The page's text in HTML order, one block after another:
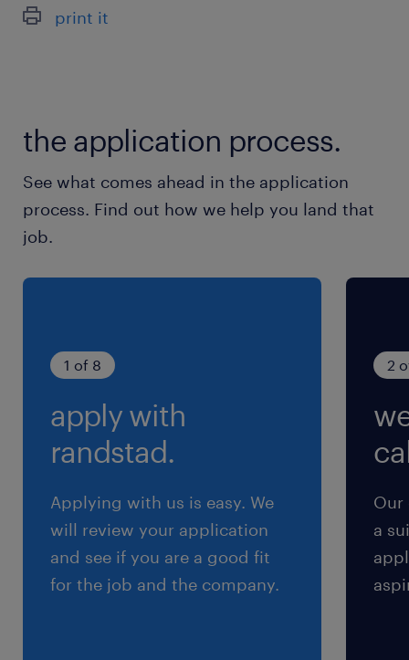
Prime de nuit : 1,00 $/h
✅ Avantages sociaux après 3 mois :
Médicaments : 80 % couverts
Dentaire : oui
Vue : jusqu’à 500 $/an
Partage des coûts : 50 % employeur / 50 %
l’employeur
Vêtements de travail fournis
Bonus trimestriel et annuel : jusqu’à 5 % du
salaire annuel
Responsabilités
🔧 Vos responsabilités comme opérateur à
Marieville:
print it
the application process.
See what comes ahead in the application
process. Find out how we help you land that
job.
1 of 8
apply with
randstad.
Applying with us is easy. We
will review your application
and see if you are a good fit
for the job and the company.
2
Our
a